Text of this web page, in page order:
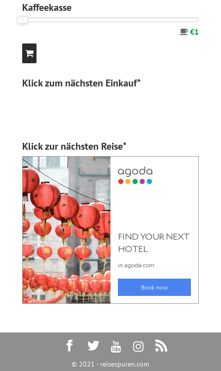
Kaffeekasse
€1
Klick zum nächsten Einkauf*
Klick zur nächsten Reise*
© 2021 - reisespuren.com